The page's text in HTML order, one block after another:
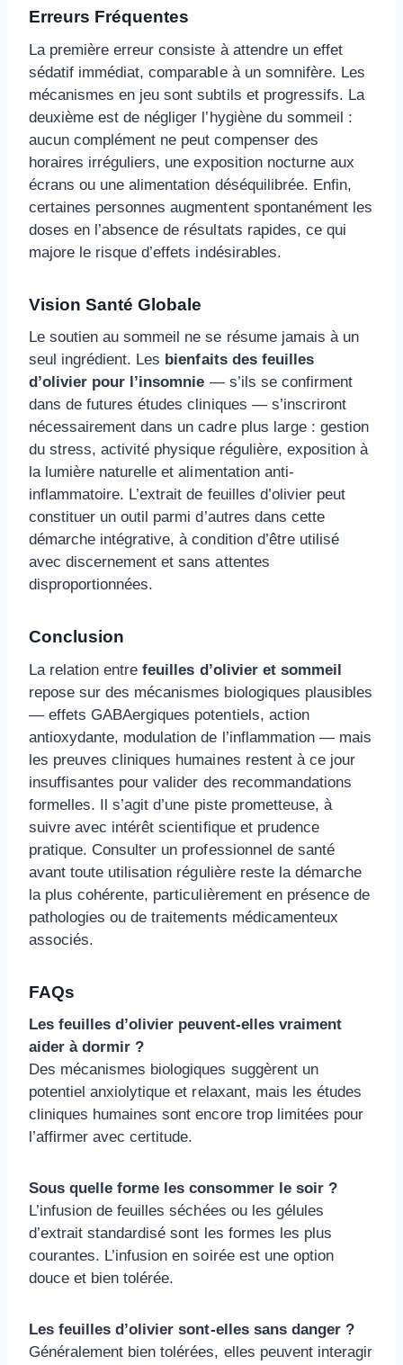
Erreurs Fréquentes
La première erreur consiste à attendre un effet
sédatif immédiat, comparable à un somnifère. Les
mécanismes en jeu sont subtils et progressifs. La
deuxième est de négliger l’hygiène du sommeil :
aucun complément ne peut compenser des
horaires irréguliers, une exposition nocturne aux
écrans ou une alimentation déséquilibrée. Enfin,
certaines personnes augmentent spontanément les
doses en l’absence de résultats rapides, ce qui
majore le risque d’effets indésirables.
Vision Santé Globale
Le soutien au sommeil ne se résume jamais à un
seul ingrédient. Les bienfaits des feuilles
d’olivier pour l’insomnie — s’ils se confirment
dans de futures études cliniques — s’inscriront
nécessairement dans un cadre plus large : gestion
du stress, activité physique régulière, exposition à
la lumière naturelle et alimentation anti-
inflammatoire. L’extrait de feuilles d’olivier peut
constituer un outil parmi d’autres dans cette
démarche intégrative, à condition d’être utilisé
avec discernement et sans attentes
disproportionnées.
Conclusion
La relation entrefeuilles d’olivier et sommeil
repose sur des mécanismes biologiques plausibles
— effets GABAergiques potentiels, action
antioxydante, modulation de l’inflammation — mais
les preuves cliniques humaines restent à ce jour
insuffisantes pour valider des recommandations
formelles. Il s’agit d’une piste prometteuse, à
suivre avec intérêt scientifique et prudence
pratique. Consulter un professionnel de santé
avant toute utilisation régulière reste la démarche
la plus cohérente, particulièrement en présence de
pathologies ou de traitements médicamenteux
associés.
FAQs
Les feuilles d’olivier peuvent-elles vraiment
aider à dormir ?
Des mécanismes biologiques suggèrent un
potentiel anxiolytique et relaxant, mais les études
cliniques humaines sont encore trop limitées pour
l’affirmer avec certitude.
Sous quelle forme les consommer le soir ?
L’infusion de feuilles séchées ou les gélules
d’extrait standardisé sont les formes les plus
courantes. L’infusion en soirée est une option
douce et bien tolérée.
Les feuilles d’olivier sont-elles sans danger ?
Généralement bien tolérées, elles peuvent interagir